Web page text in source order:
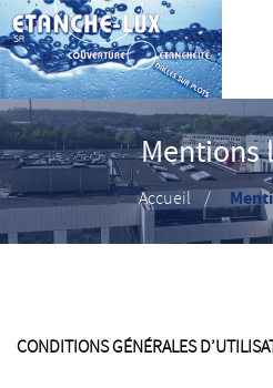
Mentions
Accueil
CONDITIONS GÉNÉRALES